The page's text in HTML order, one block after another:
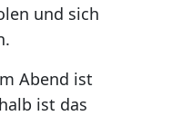
und sich
Abend ist
ist das